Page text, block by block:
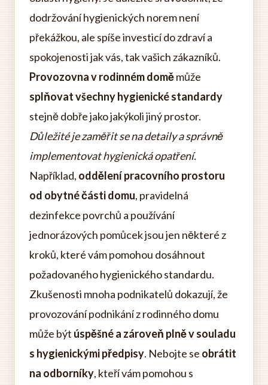
dodržování hygienických norem není
překážkou, ale spíše investicí do zdraví a
spokojenosti jak vás, tak vašich zákazníků.
Provozovna v rodinném doměmůže
splňovat všechny hygienické standardy
stejně dobře jako jakýkoli jiný prostor.
Důležité je zaměřit se na detaily a správně
implementovat hygienická opatření.
Například, oddělení pracovního prostoru
od obytné části domu, pravidelná
dezinfekce povrchů a používání
jednorázových pomůcek jsou jen některé z
kroků, které vám pomohou dosáhnout
požadovaného hygienického standardu.
Zkušenosti mnoha podnikatelů dokazují, že
provozování podnikání z rodinného domu
může být úspěšné a zároveň plně v souladu
s hygienickými předpisy. Nebojte se obrátit
na odborníky, kteří vám pomohou s